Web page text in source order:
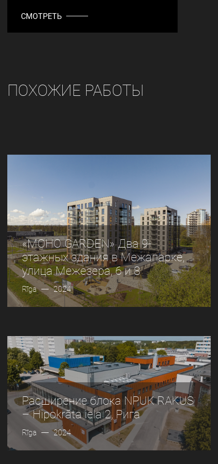
СМОТРЕТЬ
ПОХОЖИЕ РАБОТЫ
«MOHO GARDEN» Два 9-
этажных здания в Межапарке,
улица Межезера, 6 и 8
Rīga 2024
Расширение блока NPUK RAKUS
– Hipokrāta iela 2, Рига
Rīga 2024